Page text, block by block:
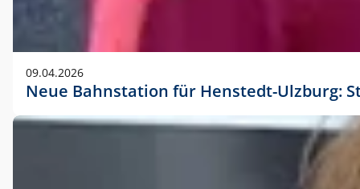
09.04.2026
Neue Bahnstation für Henstedt-Ulzburg: